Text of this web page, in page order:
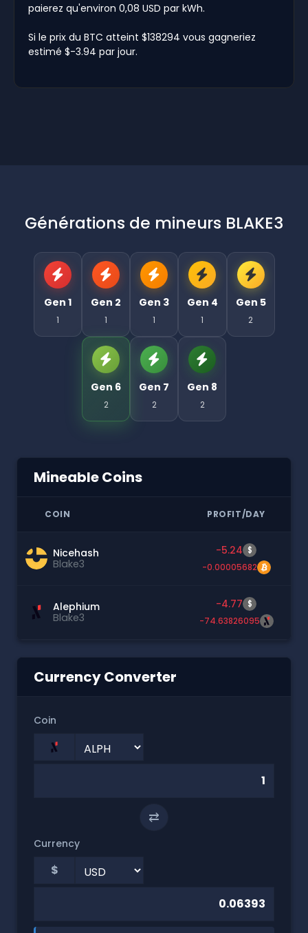
paierez qu'environ 0,08 USD par kWh.
Si le prix du BTC atteint $138294 vous gagneriez
estimé $-3.94 par jour.
Générations de mineurs BLAKE3
Gen 1
1
Gen 2
1
Gen 3
1
Gen 4
1
Gen 5
2
Gen 6
2
Gen 7
2
Gen 8
2
Mineable Coins
COIN PROFIT/DAY
Nicehash
Blake3
-5.24 $
-0.00005682
Alephium
Blake3
-4.77 $
-74.63826095
Currency Converter
Coin
⇄
Currency
$